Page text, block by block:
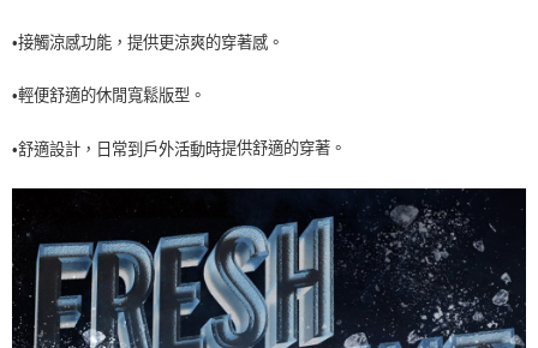
宅配
每筆NT$80，滿NT$990(含以上)免運費
•接觸涼感功能，提供更涼爽的穿著感。
•輕便舒適的休閒寬鬆版型。
•舒適設計 ， 日常到戶外活動時提供舒適的穿著。